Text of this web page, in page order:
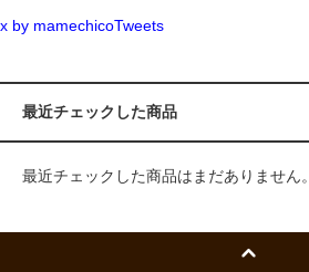
x by mamechicoTweets
最近チェックした商品
最近チェックした商品はまだありません。